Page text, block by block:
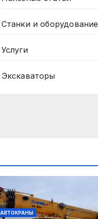
Станки и оборудование
Услуги
Экскаваторы
АВТОКРАНЫ